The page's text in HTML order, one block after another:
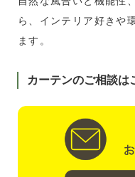
ら、インテリア好きや
ます。
カーテンのご相談は